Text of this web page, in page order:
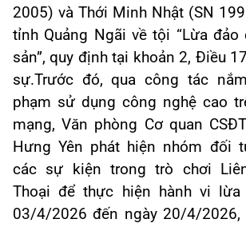
2005) và Thới Minh Nhật (SN
tỉnh Quảng Ngãi về tội “Lừa
sản”, quy định tại khoản 2, Điều
sự.Trước đó, qua công tác
phạm sử dụng công nghệ cao
mạng, Văn phòng Cơ quan
Hưng Yên phát hiện nhóm đối
các sự kiện trong trò chơi
Thoại để thực hiện hành vi lừa
03/4/2026 đến ngày 20/4/